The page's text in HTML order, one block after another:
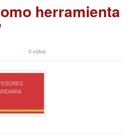
herramienta
0 votos